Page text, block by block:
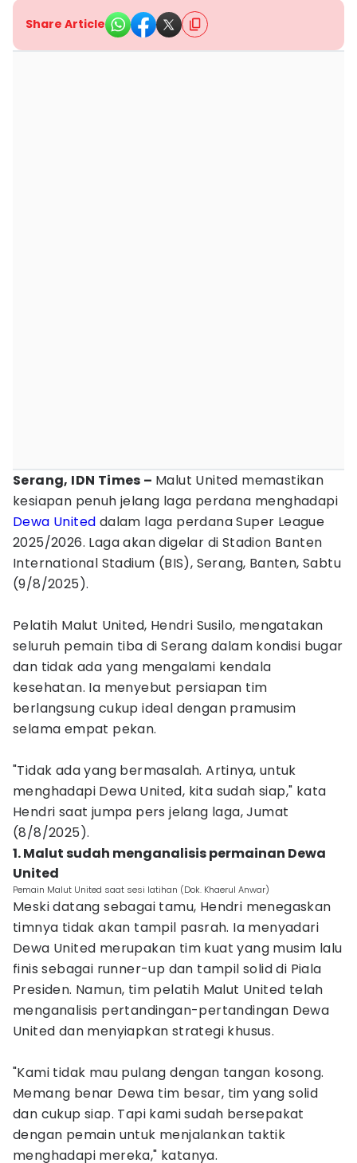
Share Article
Serang, IDN Times – Malut United memastikan
kesiapan penuh jelang laga perdana menghadapi
Dewa United dalam laga perdana Super League
2025/2026. Laga akan digelar di Stadion Banten
International Stadium (BIS), Serang, Banten, Sabtu
(9/8/2025).
Pelatih Malut United, Hendri Susilo, mengatakan
seluruh pemain tiba di Serang dalam kondisi bugar
dan tidak ada yang mengalami kendala
kesehatan. Ia menyebut persiapan tim
berlangsung cukup ideal dengan pramusim
selama empat pekan.
"Tidak ada yang bermasalah. Artinya, untuk
menghadapi Dewa United, kita sudah siap," kata
Hendri saat jumpa pers jelang laga, Jumat
(8/8/2025).
1. Malut sudah menganalisis permainan Dewa
United
Pemain Malut United saat sesi latihan (Dok. Khaerul Anwar)
Meski datang sebagai tamu, Hendri menegaskan
timnya tidak akan tampil pasrah. Ia menyadari
Dewa United merupakan tim kuat yang musim lalu
finis sebagai runner-up dan tampil solid di Piala
Presiden. Namun, tim pelatih Malut United telah
menganalisis pertandingan-pertandingan Dewa
United dan menyiapkan strategi khusus.
"Kami tidak mau pulang dengan tangan kosong.
Memang benar Dewa tim besar, tim yang solid
dan cukup siap. Tapi kami sudah bersepakat
dengan pemain untuk menjalankan taktik
menghadapi mereka," katanya.